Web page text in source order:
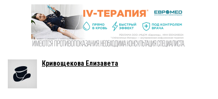
Кривощекова Елизавета